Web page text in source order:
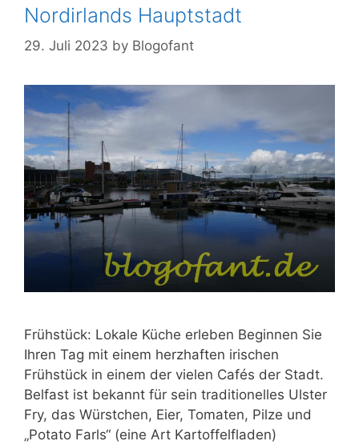
Nordirlands Hauptstadt
29. Juli 2023 by Blogofant
Frühstück: Lokale Küche erleben Beginnen Sie
Ihren Tag mit einem herzhaften irischen
Frühstück in einem der vielen Cafés der Stadt.
Belfast ist bekannt für sein traditionelles Ulster
Fry, das Würstchen, Eier, Tomaten, Pilze und
„Potato Farls“ (eine Art Kartoffelfladen)